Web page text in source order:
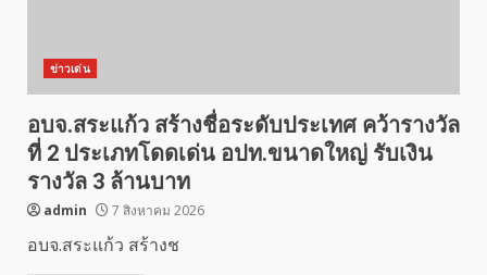
ข่าวเด่น
อบจ.สระแก้ว สร้างชื่อระดับประเทศ คว้ารางวัล
ที่ 2 ประเภทโดดเด่น อปท.ขนาดใหญ่ รับเงิน
รางวัล 3 ล้านบาท
admin 7 สิงหาคม 2026
อบจ.สระแก้ว สร้างช